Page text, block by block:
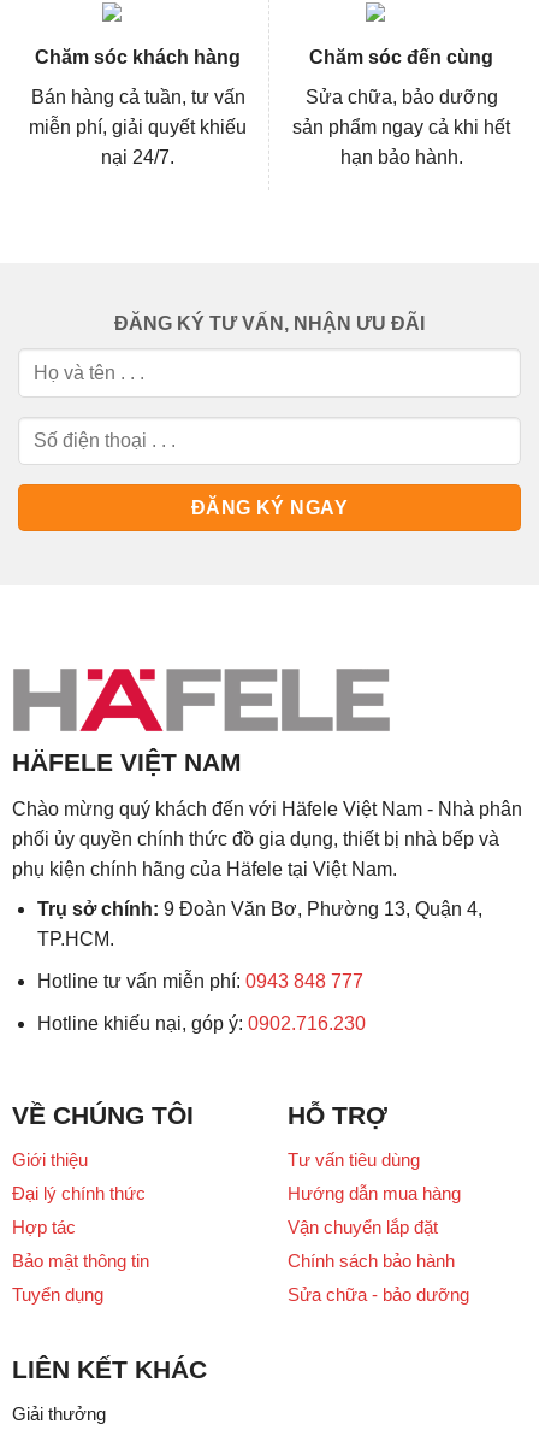
Chăm sóc khách hàng
Bán hàng cả tuần, tư vấn
miễn phí, giải quyết khiếu
nại 24/7.
Chăm sóc đến cùng
Sửa chữa, bảo dưỡng
sản phẩm ngay cả khi hết
hạn bảo hành.
ĐĂNG KÝ TƯ VẤN, NHẬN ƯU ĐÃI
HÄFELE VIỆT NAM
Chào mừng quý khách đến với Häfele Việt Nam - Nhà phân
phối ủy quyền chính thức đồ gia dụng, thiết bị nhà bếp và
phụ kiện chính hãng của Häfele tại Việt Nam.
Trụ sở chính: 9 Đoàn Văn Bơ, Phường 13, Quận 4,
TP.HCM.
Hotline tư vấn miễn phí: 0943 848 777
Hotline khiếu nại, góp ý: 0902.716.230
VỀ CHÚNG TÔI
Giới thiệu
Đại lý chính thức
Hợp tác
Bảo mật thông tin
Tuyển dụng
HỖ TRỢ
Tư vấn tiêu dùng
Hướng dẫn mua hàng
Vận chuyển lắp đặt
Chính sách bảo hành
Sửa chữa - bảo dưỡng
LIÊN KẾT KHÁC
Giải thưởng